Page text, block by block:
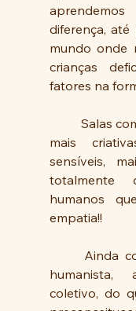
diferença,
mundo onde
crianças
fatores na
mais
sensíveis,
totalmente
humanos
empatia!!
humanista,
coletivo, do